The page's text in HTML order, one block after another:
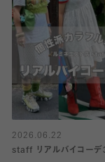
2026.06.22
staff リアルバイコーデ